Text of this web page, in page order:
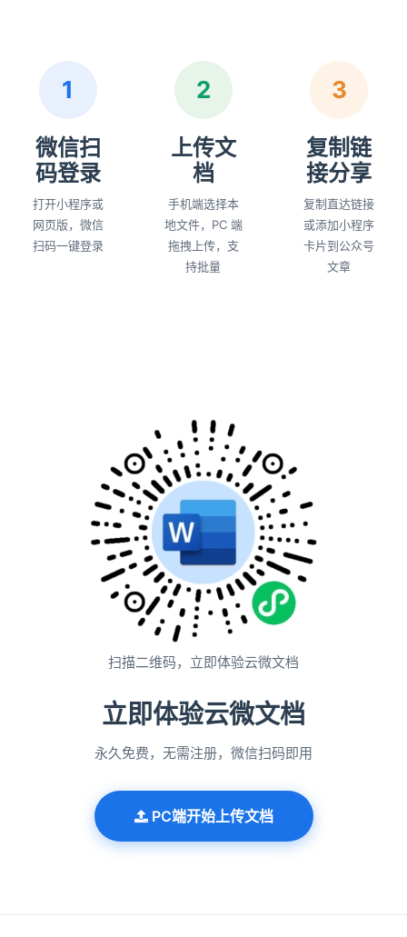
1
微信扫
码登录
打开小程序或
网页版，微信
扫码一键登录
2
上传文
档
手机端选择本
地文件，PC 端
拖拽上传，支
持批量
3
复制链
接分享
复制直达链接
或添加小程序
卡片到公众号
文章
扫描二维码，立即体验云微文档
立即体验云微文档
永久免费，无需注册，微信扫码即用
PC端开始上传文档